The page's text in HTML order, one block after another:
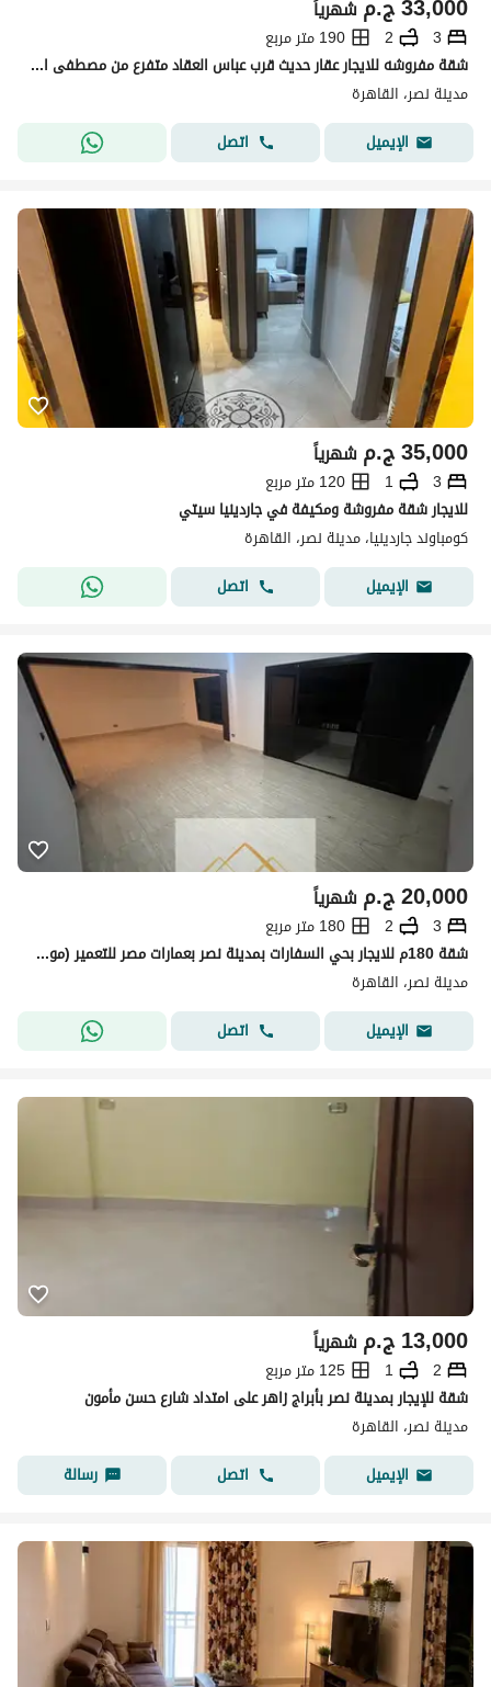
شهرياً
3
2
190 متر مربع
شقة مفروشه للايجار عقار حديث قرب عباس العقاد متفرع من مصطفى النحاس - مدينة نصر .
مدينة نصر، القاهرة
الإيميل
اتصل
ج.م35,000 شهرياً
3
1
120 متر مربع
للايجار شقة مفروشة ومكيفة في جاردينيا سيتي
كومباوند جاردينيا، مدينة نصر، القاهرة
الإيميل
اتصل
ج.م20,000 شهرياً
3
2
180 متر مربع
شقة 180م للايجار بحي السفارات بمدينة نصر بعمارات مصر للتعمير (موقع مميز جدا)
مدينة نصر، القاهرة
الإيميل
اتصل
ج.م13,000 شهرياً
2
1
125 متر مربع
شقة للإيجار بمدينة نصر بأبراج زاهر على امتداد شارع حسن مأمون
مدينة نصر، القاهرة
الإيميل
اتصل رسالة